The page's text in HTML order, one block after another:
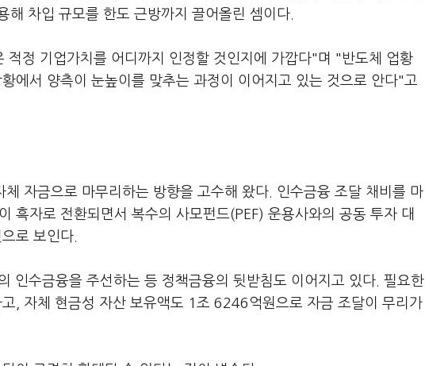
차입 규모를 한도 근방까지 끌어올린 셈이다.
적정 기업가치를 어디까지 인정할 것인지에 가깝다"며 "반도체 업황
에서 양측이 눈높이를 맞추는 과정이 이어지고 있는 것으로 안다"고
자금으로 마무리하는 방향을 고수해 왔다. 인수금융 조달 채비를 마
흑자로 전환되면서 복수의 사모펀드(PEF) 운용사와의 공동 투자 대
로 보인다.
인수금융을 주선하는 등 정책금융의 뒷받침도 이어지고 있다. 필요한
, 자체 현금성 자산 보유액도 1조 6246억원으로 자금 조달이 무리가